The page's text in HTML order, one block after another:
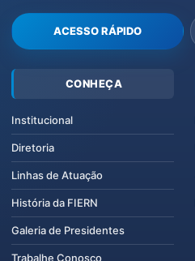
ACESSO RÁPIDO
CONHEÇA
Institucional
Diretoria
Linhas de Atuação
História da FIERN
Galeria de Presidentes
Trabalhe Conosco